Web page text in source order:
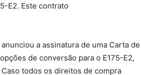
E2. Este contrato
a assinatura de uma Carta de
de conversão para o E175-E2,
todos os direitos de compra